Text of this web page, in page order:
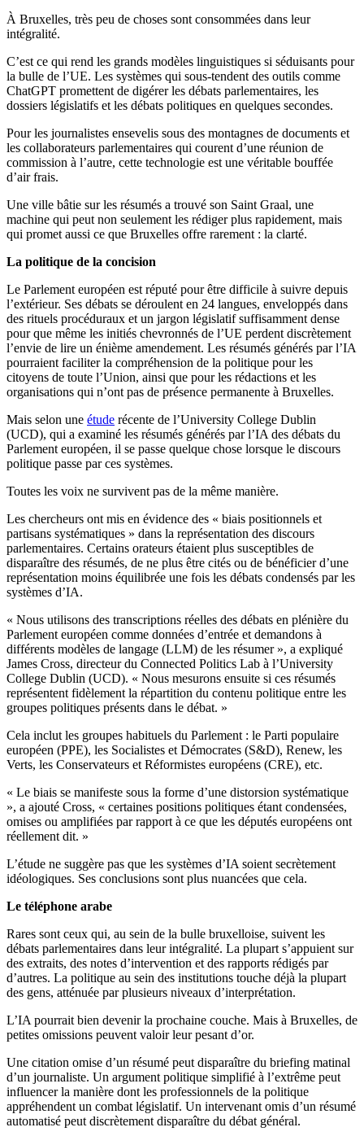
À Bruxelles, très peu de choses sont consommées dans leur
intégralité.
C’est ce qui rend les grands modèles linguistiques si séduisants pour
la bulle de l’UE. Les systèmes qui sous-tendent des outils comme
ChatGPT promettent de digérer les débats parlementaires, les
dossiers législatifs et les débats politiques en quelques secondes.
Pour les journalistes ensevelis sous des montagnes de documents et
les collaborateurs parlementaires qui courent d’une réunion de
commission à l’autre, cette technologie est une véritable bouffée
d’air frais.
Une ville bâtie sur les résumés a trouvé son Saint Graal, une
machine qui peut non seulement les rédiger plus rapidement, mais
qui promet aussi ce que Bruxelles offre rarement : la clarté.
La politique de la concision
Le Parlement européen est réputé pour être difficile à suivre depuis
l’extérieur. Ses débats se déroulent en 24 langues, enveloppés dans
des rituels procéduraux et un jargon législatif suffisamment dense
pour que même les initiés chevronnés de l’UE perdent discrètement
l’envie de lire un énième amendement. Les résumés générés par l’IA
pourraient faciliter la compréhension de la politique pour les
citoyens de toute l’Union, ainsi que pour les rédactions et les
organisations qui n’ont pas de présence permanente à Bruxelles.
Mais selon une étude récente de l’University College Dublin
(UCD), qui a examiné les résumés générés par l’IA des débats du
Parlement européen, il se passe quelque chose lorsque le discours
politique passe par ces systèmes.
Toutes les voix ne survivent pas de la même manière.
Les chercheurs ont mis en évidence des « biais positionnels et
partisans systématiques » dans la représentation des discours
parlementaires. Certains orateurs étaient plus susceptibles de
disparaître des résumés, de ne plus être cités ou de bénéficier d’une
représentation moins équilibrée une fois les débats condensés par les
systèmes d’IA.
« Nous utilisons des transcriptions réelles des débats en plénière du
Parlement européen comme données d’entrée et demandons à
différents modèles de langage (LLM) de les résumer », a expliqué
James Cross, directeur du Connected Politics Lab à l’University
College Dublin (UCD). « Nous mesurons ensuite si ces résumés
représentent fidèlement la répartition du contenu politique entre les
groupes politiques présents dans le débat. »
Cela inclut les groupes habituels du Parlement : le Parti populaire
européen (PPE), les Socialistes et Démocrates (S&D), Renew, les
Verts, les Conservateurs et Réformistes européens (CRE), etc.
« Le biais se manifeste sous la forme d’une distorsion systématique
», a ajouté Cross, « certaines positions politiques étant condensées,
omises ou amplifiées par rapport à ce que les députés européens ont
réellement dit. »
L’étude ne suggère pas que les systèmes d’IA soient secrètement
idéologiques. Ses conclusions sont plus nuancées que cela.
Le téléphone arabe
Rares sont ceux qui, au sein de la bulle bruxelloise, suivent les
débats parlementaires dans leur intégralité. La plupart s’appuient sur
des extraits, des notes d’intervention et des rapports rédigés par
d’autres. La politique au sein des institutions touche déjà la plupart
des gens, atténuée par plusieurs niveaux d’interprétation.
L’IA pourrait bien devenir la prochaine couche. Mais à Bruxelles, de
petites omissions peuvent valoir leur pesant d’or.
Une citation omise d’un résumé peut disparaître du briefing matinal
d’un journaliste. Un argument politique simplifié à l’extrême peut
influencer la manière dont les professionnels de la politique
appréhendent un combat législatif. Un intervenant omis d’un résumé
automatisé peut discrètement disparaître du débat général.